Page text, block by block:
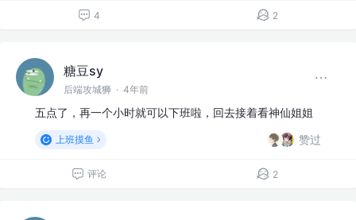
4 2
糖豆sy
后端攻城狮 · 4年前
五点了，再一个小时就可以下班啦，回去接着看神仙姐姐
上班摸鱼 赞过
评论 2